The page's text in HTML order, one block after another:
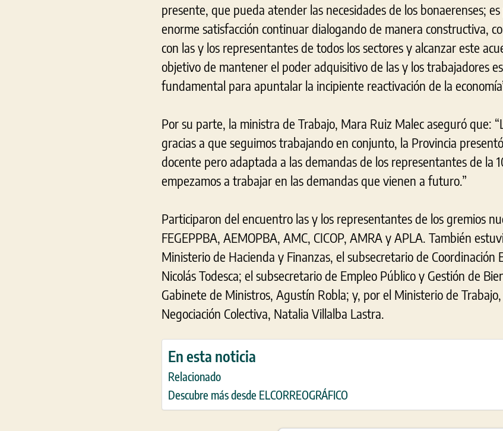
presente, que pueda atender las necesidades de los bonaerenses;
enorme satisfacción continuar dialogando de manera constructiva,
con las y los representantes de todos los sectores y alcanzar este
objetivo de mantener el poder adquisitivo de las y los trabajadores
fundamental para apuntalar la incipiente reactivación de la
Por su parte, la ministra de Trabajo, Mara Ruiz Malec aseguró que:
gracias a que seguimos trabajando en conjunto, la Provincia
docente pero adaptada a las demandas de los representantes de la
empezamos a trabajar en las demandas que vienen a futuro.”
Participaron del encuentro las y los representantes de los gremios
FEGEPPBA, AEMOPBA, AMC, CICOP, AMRA y APLA. También
Ministerio de Hacienda y Finanzas, el subsecretario de Coordinación
Nicolás Todesca; el subsecretario de Empleo Público y Gestión de
Gabinete de Ministros, Agustín Robla; y, por el Ministerio de
Negociación Colectiva, Natalia Villalba Lastra.
En esta noticia
Relacionado
Descubre más desde ELCORREOGRÁFICO